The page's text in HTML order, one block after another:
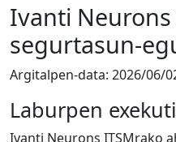
Ivanti Neurons
segurtasun-
Argitalpen-data: 2026/06/
Laburpen
Ivanti Neurons ITSMrako